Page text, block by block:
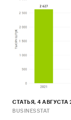
Отчет
продукт хотя
[2]
СТАТЬЯ, 4 АВГУСТА
BUSINESSTAT